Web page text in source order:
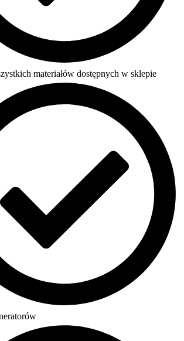
materiałów dostępnych w sklepie